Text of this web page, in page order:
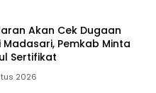
Akan Cek Dugaan
Madasari, Pemkab Minta
Sertifikat
2026